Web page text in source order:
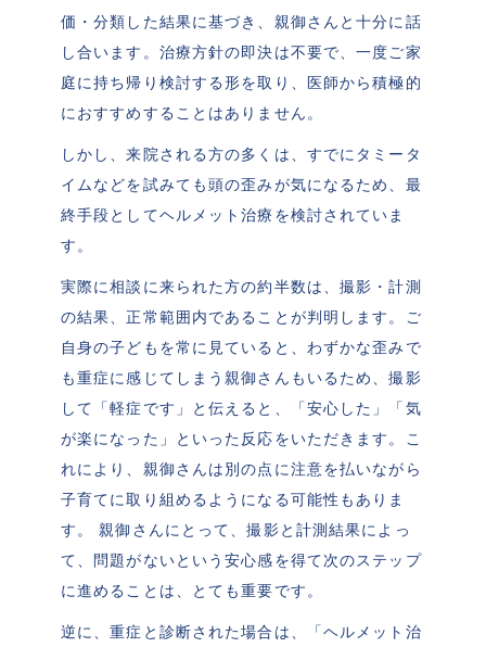
価・分類した結果に基づき、親御さんと十分に話
し合います。治療方針の即決は不要で、一度ご家
庭に持ち帰り検討する形を取り、医師から積極的
におすすめすることはありません。
しかし、来院される方の多くは、すでにタミータ
イムなどを試みても頭の歪みが気になるため、最
終手段としてヘルメット治療を検討されていま
す。
実際に相談に来られた方の約半数は、撮影・計測
の結果、正常範囲内であることが判明します。ご
自身の子どもを常に見ていると、わずかな歪みで
も重症に感じてしまう親御さんもいるため、撮影
して「軽症です」と伝えると、「安心した」「気
が楽になった」といった反応をいただきます。こ
れにより、親御さんは別の点に注意を払いながら
子育てに取り組めるようになる可能性もありま
す。 親御さんにとって、撮影と計測結果によっ
て、問題がないという安心感を得て次のステップ
に進めることは、とても重要です。
逆に、重症と診断された場合は、「ヘルメット治